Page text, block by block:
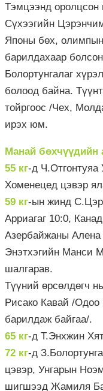
Тэмцээнд
Сүхээгийн
Японы бөх,
барилдахаар
Болортунгалаг
болоод байна.
тойргоос /Чех,
ирэх юм.
Манай бөхчүүдийн
55 кг-д Ч.Отгонтуяа
Хоменецед цэвэр
59 кг-ын жинд
Арриагаг 10:0,
Азербайжаны Алена
Энэтхэгийн Манси
шалгарав.
Түүний өрсөлдөгч
Рисако Кавай /Одоо
барилдаж байгаа/.
65 кг-д Т.Энхжин
72 кг-д
цэвэр, Унгарын
шигшээд Жамиля